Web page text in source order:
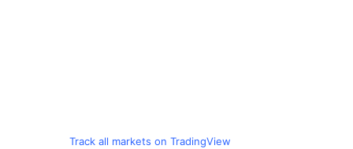
Track all markets on TradingView